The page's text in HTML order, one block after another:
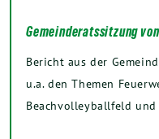
Gemeinderatssitzung
Bericht aus der
u.a. den Themen
Beachvolleyballfeld